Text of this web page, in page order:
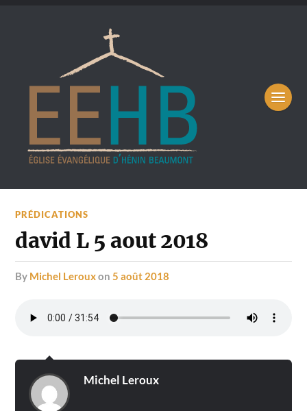
PRÉDICATIONS
david L 5 aout 2018
by Michel Lerouxon5 août 2018
Michel Leroux